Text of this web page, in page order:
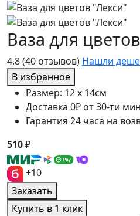
4.8(40 отзывов) Нашли
В избранное
Ваза для
Размер: 12 x 14см
Доставка 0₽ от 30-ти
Гарантия 24 часа на
510₽
+10
Заказать
Купить в 1 клик